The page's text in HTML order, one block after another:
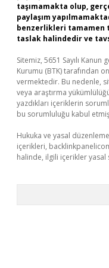
taşımamakta olup,
paylaşım
benzerlikleri tamamen
taslak halindedir ve
Sitemiz, 5651 Sayılı
Kurumu (BTK) tarafından
vermektedir. Bu nedenle,
veya araştırma
yazdıkları içeriklerin
bu sorumluluğu kabul etmiş
Hukuka ve yasal
içerikleri,
halinde, ilgili içerikler yasal